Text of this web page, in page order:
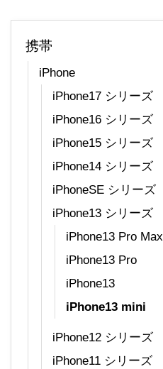
携帯
iPhone
iPhone17 シリーズ
iPhone16 シリーズ
iPhone15 シリーズ
iPhone14 シリーズ
iPhoneSE シリーズ
iPhone13 シリーズ
iPhone13 Pro Max
iPhone13 Pro
iPhone13
iPhone13 mini
iPhone12 シリーズ
iPhone11 シリーズ